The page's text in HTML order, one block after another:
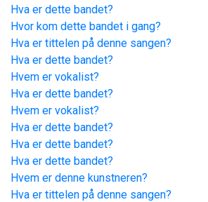
Hva er dette bandet?
Hvor kom dette bandet i gang?
Hva er tittelen på denne sangen?
Hva er dette bandet?
Hvem er vokalist?
Hva er dette bandet?
Hvem er vokalist?
Hva er dette bandet?
Hva er dette bandet?
Hva er dette bandet?
Hvem er denne kunstneren?
Hva er tittelen på denne sangen?